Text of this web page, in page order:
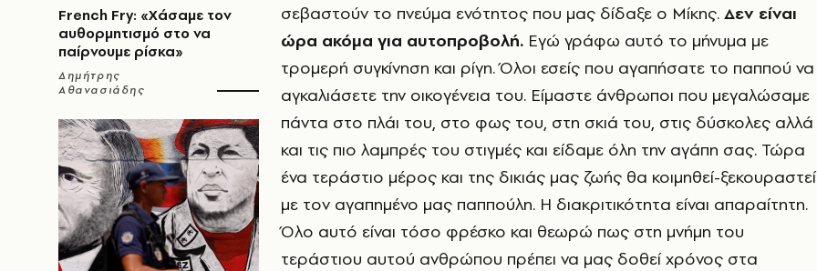
French Fry: «Χάσαμε τον
αυθορμητισμό στο να
παίρνουμε ρίσκα»
Δημήτρης
Αθανασιάδης
σεβαστούν το πνεύμα ενότητος που μας δίδαξε ο Μίκης. Δεν είναι
ώρα ακόμα για αυτοπροβολή. Εγώ γράφω αυτό το μήνυμα με
τρομερή συγκίνηση και ρίγη. Όλοι εσείς που αγαπήσατε το παππού να
αγκαλιάσετε την οικογένεια του. Είμαστε άνθρωποι που μεγαλώσαμε
πάντα στο πλάι του, στο φως του, στη σκιά του, στις δύσκολες αλλά
και τις πιο λαμπρές του στιγμές και είδαμε όλη την αγάπη σας. Τώρα
ένα τεράστιο μέρος και της δικιάς μας ζωής θα κοιμηθεί-ξεκουραστεί
με τον αγαπημένο μας παππούλη. Η διακριτικότητα είναι απαραίτητη.
Όλο αυτό είναι τόσο φρέσκο και θεωρώ πως στη μνήμη του
τεράστιου αυτού ανθρώπου πρέπει να μας δοθεί χρόνος στα